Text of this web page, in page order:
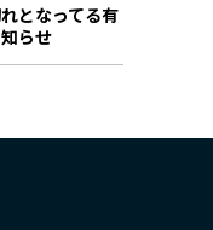
となってる有
らせ